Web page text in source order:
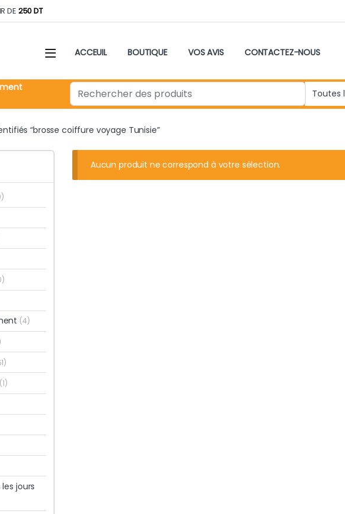
DE 250 DT
ACCEUIL BOUTIQUE VOS AVIS CONTACTEZ-NOUS
Search for:
“brosse coiffure voyage Tunisie”
Aucun produit ne correspond à votre sélection.
(4)
(1)
jours